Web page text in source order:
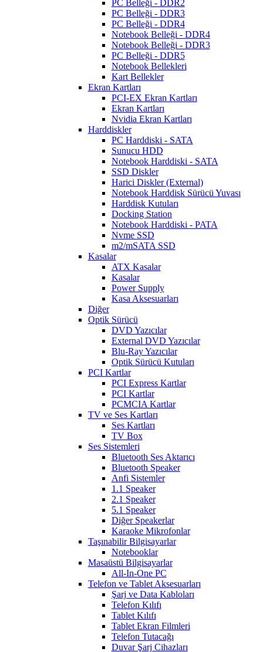
PC Belleği - DDR2
PC Belleği - DDR3
PC Belleği - DDR4
Notebook Belleği - DDR4
Notebook Belleği - DDR3
PC Belleği - DDR5
Notebook Bellekleri
Kart Bellekler
Ekran Kartları
PCI-EX Ekran Kartları
Ekran Kartları
Nvidia Ekran Kartları
Harddiskler
PC Harddiski - SATA
Sunucu HDD
Notebook Harddiski - SATA
SSD Diskler
Harici Diskler (External)
Notebook Harddisk Sürücü Yuvası
Harddisk Kutuları
Docking Station
Notebook Harddiski - PATA
Nvme SSD
m2/mSATA SSD
Kasalar
ATX Kasalar
Kasalar
Power Supply
Kasa Aksesuarları
Diğer
Optik Sürücü
DVD Yazıcılar
External DVD Yazıcılar
Blu-Ray Yazıcılar
Optik Sürücü Kutuları
PCI Kartlar
PCI Express Kartlar
PCI Kartlar
PCMCIA Kartlar
TV ve Ses Kartları
Ses Kartları
TV Box
Ses Sistemleri
Bluetooth Ses Aktarıcı
Bluetooth Speaker
Anfi Sistemler
1.1 Speaker
2.1 Speaker
5.1 Speaker
Diğer Speakerlar
Karaoke Mikrofonlar
Taşınabilir Bilgisayarlar
Notebooklar
Masaüstü Bilgisayarlar
All-In-One PC
Telefon ve Tablet Aksesuarları
Şarj ve Data Kabloları
Telefon Kılıfı
Tablet Kılıfı
Tablet Ekran Filmleri
Telefon Tutacağı
Duvar Şarj Cihazları